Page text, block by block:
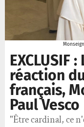
EXCLUSIF
réaction
français,
Paul Vesco
"Être cardinal, ce